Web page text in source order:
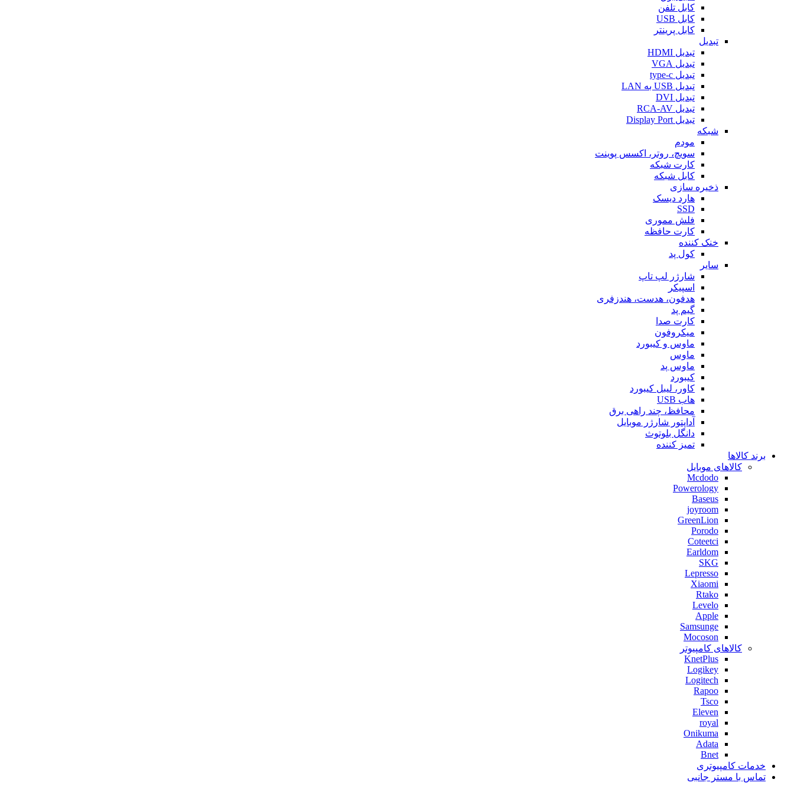
کابل تلفن
کابل USB
کابل پرینتر
تبدیل
تبدیل HDMI
تبدیل VGA
تبدیل type-c
تبدیل USB به LAN
تبدیل DVI
تبدیل RCA-AV
تبدیل Display Port
شبکه
مودم
سویچ، روتر، اکسس پوینت
کارت شبکه
کابل شبکه
ذخیره سازی
هارد دیسک
SSD
فلش مموری
کارت حافظه
خنک کننده
کول پد
سایر
شارژر لپ تاپ
اسپیکر
هدفون، هدست، هندزفری
گیم پد
کارت صدا
میکروفون
ماوس و کیبورد
ماوس
ماوس پد
کیبورد
کاور، لیبل کیبورد
هاب USB
محافظ، چند راهی برق
آداپتور شارژر موبایل
دانگل بلوتوث
تمیز کننده
برند کالاها
کالاهای موبایل
Mcdodo
Powerology
Baseus
joyroom
GreenLion
Porodo
Coteetci
Earldom
SKG
Lepresso
Xiaomi
Rtako
Levelo
Apple
Samsunge
Mocoson
کالاهای کامپیوتر
KnetPlus
Logikey
Logitech
Rapoo
Tsco
Eleven
royal
Onikuma
Adata
Bnet
خدمات کامپیوتری
تماس با مستر جانبی